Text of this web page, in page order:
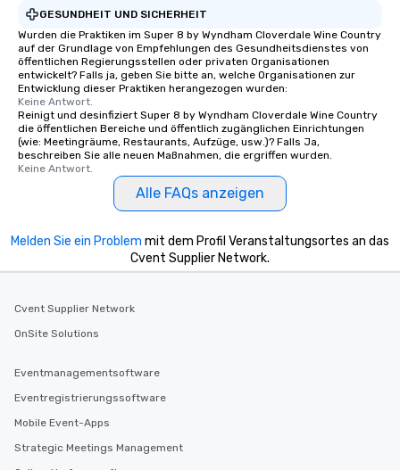
GESUNDHEIT UND SICHERHEIT
Wurden die Praktiken im Super 8 by Wyndham Cloverdale Wine Country
auf der Grundlage von Empfehlungen des Gesundheitsdienstes von
öffentlichen Regierungsstellen oder privaten Organisationen
entwickelt? Falls ja, geben Sie bitte an, welche Organisationen zur
Entwicklung dieser Praktiken herangezogen wurden:
Keine Antwort.
Reinigt und desinfiziert Super 8 by Wyndham Cloverdale Wine Country
die öffentlichen Bereiche und öffentlich zugänglichen Einrichtungen
(wie: Meetingräume, Restaurants, Aufzüge, usw.)? Falls Ja,
beschreiben Sie alle neuen Maßnahmen, die ergriffen wurden.
Keine Antwort.
Alle FAQs anzeigen
Melden Sie ein Problem mit dem Profil Veranstaltungsortes an das
Cvent Supplier Network.
Cvent Supplier Network
OnSite Solutions
Eventmanagementsoftware
Eventregistrierungssoftware
Mobile Event-Apps
Strategic Meetings Management